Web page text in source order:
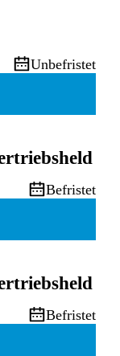
Unbefristet
Befristet
Befristet